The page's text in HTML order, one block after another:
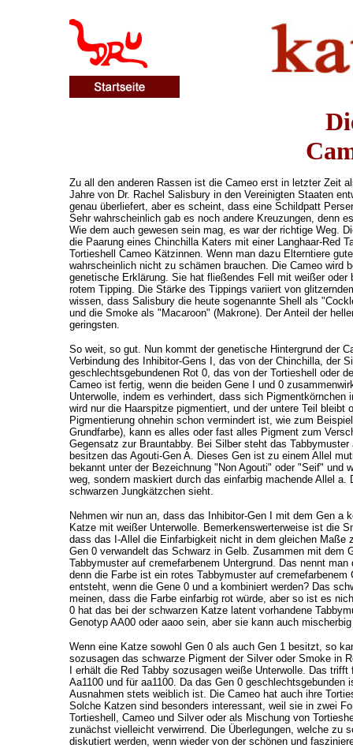
Zu all den anderen Rassen ist die Cameo erst in letzter Zeit
Jahre von Dr. Rachel Salisbury in den Vereinigten Staaten
genau überliefert, aber es scheint, dass eine Schildpatt
Sehr wahrscheinlich gab es noch andere Kreuzungen, denn
Wie dem auch gewesen sein mag, es war der richtige Weg.
die Paarung eines Chinchilla Katers mit einer Langhaar-Red
Tortieshell Cameo Kätzinnen. Wenn man dazu Elterntiere
wahrscheinlich nicht zu schämen brauchen. Die Cameo wird
genetische Erklärung. Sie hat fließendes Fell mit weißer
rotem Tipping. Die Stärke des Tippings variiert von
wissen, dass Salisbury die heute sogenannte Shell als
und die Smoke als "Macaroon" (Makrone). Der Anteil der
geringsten.
So weit, so gut. Nun kommt der genetische Hintergrund der
Verbindung des Inhibitor-Gens I, das von der Chinchilla, der
geschlechtsgebundenen Rot 0, das von der Tortieshell oder
Cameo ist fertig, wenn die beiden Gene I und 0
Unterwolle, indem es verhindert, dass sich
wird nur die Haarspitze pigmentiert, und der untere Teil
Pigmentierung ohnehin schon vermindert ist, wie zum
Grundfarbe), kann es alles oder fast alles Pigment zum
Gegensatz zur Brauntabby. Bei Silber steht das
besitzen das Agouti-Gen A. Dieses Gen ist zu einem Allel
bekannt unter der Bezeichnung "Non Agouti" oder "Seif"
weg, sondern maskiert durch das einfarbig machende Allel
schwarzen Jungkätzchen sieht.
Nehmen wir nun an, dass das Inhibitor-Gen I mit dem Gen
Katze mit weißer Unterwolle. Bemerkenswerterweise ist die
dass das I-Allel die Einfarbigkeit nicht in dem gleichen Maße
Gen 0 verwandelt das Schwarz in Gelb. Zusammen mit dem
Tabbymuster auf cremefarbenem Untergrund. Das nennt
denn die Farbe ist ein rotes Tabbymuster auf
entsteht, wenn die Gene 0 und a kombiniert werden? Das
meinen, dass die Farbe einfarbig rot würde, aber so ist es
0 hat das bei der schwarzen Katze latent vorhandene
Genotyp AA00 oder aaoo sein, aber sie kann auch
Wenn eine Katze sowohl Gen 0 als auch Gen 1 besitzt, so
sozusagen das schwarze Pigment der Silver oder Smoke in
I erhält die Red Tabby sozusagen weiße Unterwolle. Das
Aa1100 und für aa1100. Da das Gen 0
Ausnahmen stets weiblich ist. Die Cameo hat auch ihre
Solche Katzen sind besonders interessant, weil sie in zwei
Tortieshell, Cameo und Silver oder als Mischung von
zunächst vielleicht verwirrend. Die Überlegungen, welche zu
diskutiert werden, wenn wieder von der schönen und